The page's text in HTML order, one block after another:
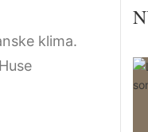
klima.